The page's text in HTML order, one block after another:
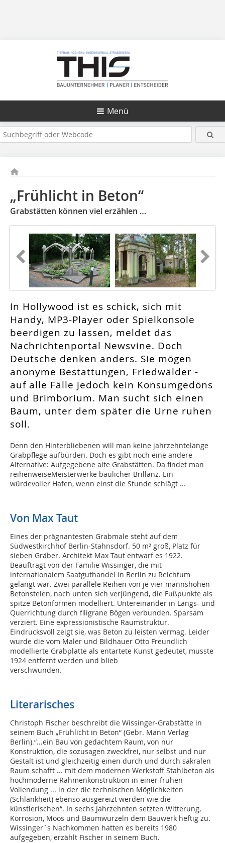
Menü
„Frühlicht in Beton“
Grabstätten können viel erzählen …
In Hollywood ist es schick, sich mit
Handy, MP3-Player oder Spielkonsole
beerdigen zu lassen, meldet das
Nachrichtenportal Newsvine. Doch
Deutsche denken anders. Sie mögen
anonyme Bestattungen, Friedwälder -
auf alle Fälle jedoch kein Konsumgedöns
und Brimborium. Man sucht sich einen
Baum, unter dem später die Urne ruhen
soll.
Denn den Hinterbliebenen will man keine jahrzehntelange
Grabpflege aufbürden. Doch es gibt noch eine andere
Alternative: Aufgegebene alte Grabstätten. Da findet man
reihenweiseMeisterwerke baulicher Brillanz. Ein
würdevoller Hafen, wenn einst die Stunde schlägt ...
Von Max Taut
Eines der prägnantesten Grabmale steht auf dem
Südwestkirchhof Berlin-Stahnsdorf. 50 m² groß, Platz für
sieben Gräber. Architekt Max Taut entwarf es 1922.
Beauftragt von der Familie Wissinger, die mit
internationalem Saatguthandel in Berlin zu Reichtum
gelangt war. Zwei parallele Reihen von je vier mannshohen
Betonstelen, nach unten sich verjüngend, die Fußpunkte als
spitze Betonformen modelliert. Untereinander in Längs- und
Querrichtung durch filigrane Bögen verbunden. Sparsam
verziert. Eine expressionistische Raumstruktur.
Eindrucksvoll zeigt sie, was Beton zu leisten vermag. Leider
wurde die vom Maler und Bildhauer Otto Freundlich
modellierte Grabplatte als entartete Kunst gedeutet, musste
1924 entfernt werden und blieb
verschwunden.
Literarisches
Christoph Fischer beschreibt die Wissinger-Grabstätte in
seinem Buch „Frühlicht in Beton“ (Gebr. Mann Verlag
Berlin).“...ein Bau von gedachtem Raum, von nur
Konstruktion, die sozusagen zweckfrei, nur selbst und nur
Gestalt ist und gleichzeitig einen durch und durch sakralen
Raum schafft ... mit dem modernen Werkstoff Stahlbeton als
hochmoderne Rahmenkonstruktion in einer frühen
Vollendung ... in der die technischen Möglichkeiten
(Schlankheit) ebenso ausgereizt werden wie die
künstlerischen“. In sechs Jahrzehnten setzten Witterung,
Korrosion, Moos und Baumwurzeln dem Bauwerk heftig zu.
Wissinger`s Nachkommen hatten es bereits 1980
aufgegeben, erzählt Fischer in seinem Buch.